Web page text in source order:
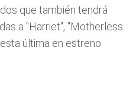
que también tendrá
a "Harriet", "Motherless
última en estreno